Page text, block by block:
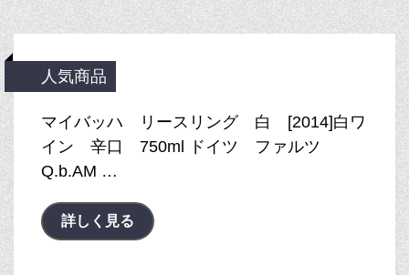
人気商品
マイバッハ リースリング 白 [2014]白ワ
イン 辛口 750ml ドイツ ファルツ
Q.b.AM …
詳しく見る